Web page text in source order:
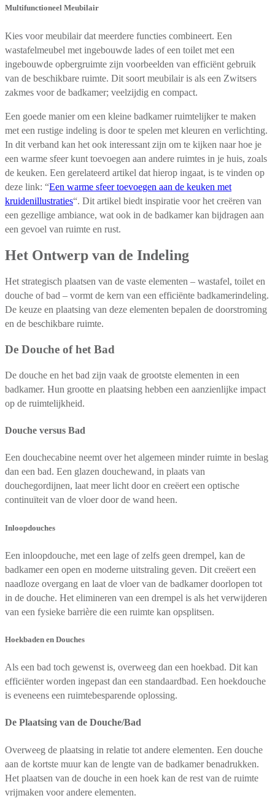
Multifunctioneel Meubilair
Kies voor meubilair dat meerdere functies combineert. Een
wastafelmeubel met ingebouwde lades of een toilet met een
ingebouwde opbergruimte zijn voorbeelden van efficiënt gebruik
van de beschikbare ruimte. Dit soort meubilair is als een Zwitsers
zakmes voor de badkamer; veelzijdig en compact.
Een goede manier om een kleine badkamer ruimtelijker te maken
met een rustige indeling is door te spelen met kleuren en verlichting.
In dit verband kan het ook interessant zijn om te kijken naar hoe je
een warme sfeer kunt toevoegen aan andere ruimtes in je huis, zoals
de keuken. Een gerelateerd artikel dat hierop ingaat, is te vinden op
deze link: “Een warme sfeer toevoegen aan de keuken met
kruidenillustraties“. Dit artikel biedt inspiratie voor het creëren van
een gezellige ambiance, wat ook in de badkamer kan bijdragen aan
een gevoel van ruimte en rust.
Het Ontwerp van de Indeling
Het strategisch plaatsen van de vaste elementen – wastafel, toilet en
douche of bad – vormt de kern van een efficiënte badkamerindeling.
De keuze en plaatsing van deze elementen bepalen de doorstroming
en de beschikbare ruimte.
De Douche of het Bad
De douche en het bad zijn vaak de grootste elementen in een
badkamer. Hun grootte en plaatsing hebben een aanzienlijke impact
op de ruimtelijkheid.
Douche versus Bad
Een douchecabine neemt over het algemeen minder ruimte in beslag
dan een bad. Een glazen douchewand, in plaats van
douchegordijnen, laat meer licht door en creëert een optische
continuïteit van de vloer door de wand heen.
Inloopdouches
Een inloopdouche, met een lage of zelfs geen drempel, kan de
badkamer een open en moderne uitstraling geven. Dit creëert een
naadloze overgang en laat de vloer van de badkamer doorlopen tot
in de douche. Het elimineren van een drempel is als het verwijderen
van een fysieke barrière die een ruimte kan opsplitsen.
Hoekbaden en Douches
Als een bad toch gewenst is, overweeg dan een hoekbad. Dit kan
efficiënter worden ingepast dan een standaardbad. Een hoekdouche
is eveneens een ruimtebesparende oplossing.
De Plaatsing van de Douche/Bad
Overweeg de plaatsing in relatie tot andere elementen. Een douche
aan de kortste muur kan de lengte van de badkamer benadrukken.
Het plaatsen van de douche in een hoek kan de rest van de ruimte
vrijmaken voor andere elementen.